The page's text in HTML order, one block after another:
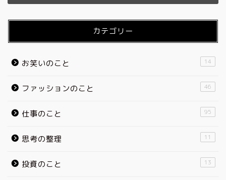
カテゴリー
お笑いのこと 14
ファッションのこと 46
仕事のこと 95
思考の整理 11
投資のこと 13